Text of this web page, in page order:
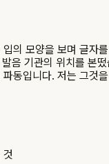
의 모양을 보며 글자
음 기관의 위치를 본
동입니다. 저는 그것
것